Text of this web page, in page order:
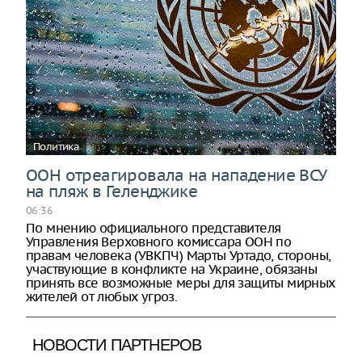
Политика
ООН отреагировала на нападение ВСУ
на пляж в Геленджике
06:36
По мнению официального представителя
Управления Верховного комиссара ООН по
правам человека (УВКПЧ) Марты Уртадо, стороны,
участвующие в конфликте на Украине, обязаны
принять все возможные меры для защиты мирных
жителей от любых угроз.